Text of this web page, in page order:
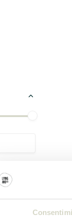
MARCAS